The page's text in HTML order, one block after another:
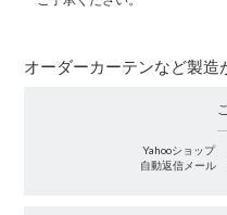
オーダーカーテンなど製造
Yahooショップ
自動返信メール